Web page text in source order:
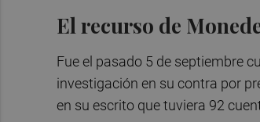
El recurso de
Fue el pasado 5 de septiembre
investigación en su contra por
en su escrito que tuviera 92